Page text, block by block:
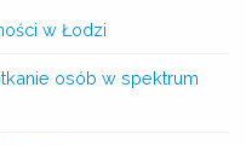
w Łodzi
osób w spektrum